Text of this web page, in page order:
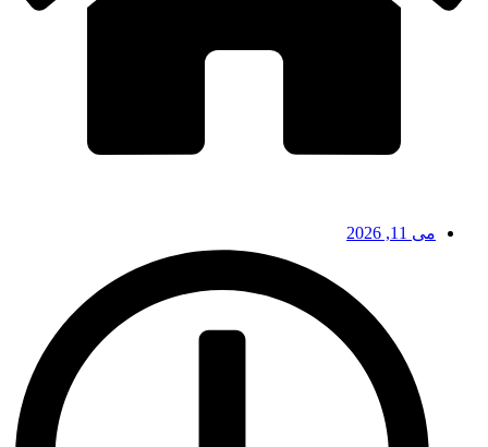
می 11, 2026